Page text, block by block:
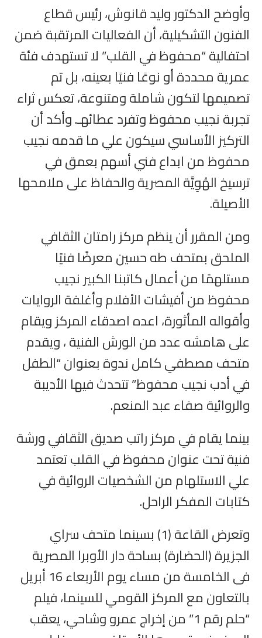
وأوضح الدكتور وليد قانوش، رئيس قطاع
الفنون التشكيلية، أن الفعاليات المرتقبة ضمن
احتفالية “محفوظ في القلب” لا تستهدف فئة
عمرية محددة أو نوعًا فنيًا بعينه، بل تم
تصميمها لتكون شاملة ومتنوعة، تعكس ثراء
تجربة نجيب محفوظ وتفرد عطائهـ. وأكد أن
التركيز الأساسي سيكون علي ما قدمه نجيب
محفوظ من ابداع فني أسهم بعمق في
ترسيخ الهُوِيَّة المصرية والحفاظ على ملامحها
الأصيلة.
ومن المقرر أن ينظم مركز رامتان الثقافي
الملحق بمتحف طه حسين معرضًا فنيًا
مستلهمًا من أعمال كاتبنا الكبير نجيب
محفوظ من أفيشات الأفلام وأغلفة الروايات
وأقواله المأثورة، اعده اصدقاء المركز ويقام
على هامشه عدد من الورش الفنية ، ويقدم
متحف مصطفي كامل ندوة بعنوان “الطفل
في أدب نجيب محفوظ” تتحدث فيها الأديبة
والروائية صفاء عبد المنعم.
بينما يقام في مركز راتب صديق الثقافي ورشة
فنية تحت عنوان محفوظ في القلب تعتمد
علي الاستلهام من الشخصيات الروائية في
كتابات المفكر الراحل.
وتعرض القاعة (1) بسينما متحف سراي
الجزيرة (الحضارة) بساحة دار الأوبرا المصرية
فى الخامسة من مساء يوم الأربعاء 16 أبريل
بالتعاون مع المركز القومي للسينما، فيلم
“حلم رقم 1” من إخراج عمرو وشاحي، يعقب